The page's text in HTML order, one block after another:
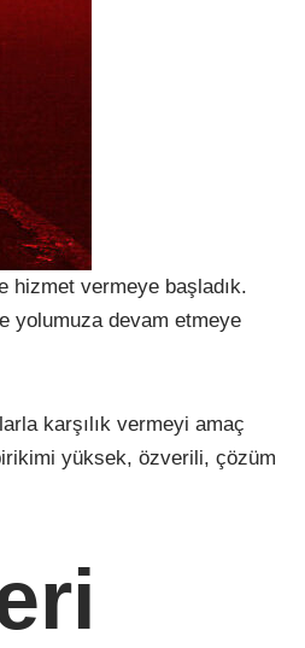
hizmet vermeye başladık.
yolumuza devam etmeye
karşılık vermeyi amaç
yüksek, özverili, çözüm